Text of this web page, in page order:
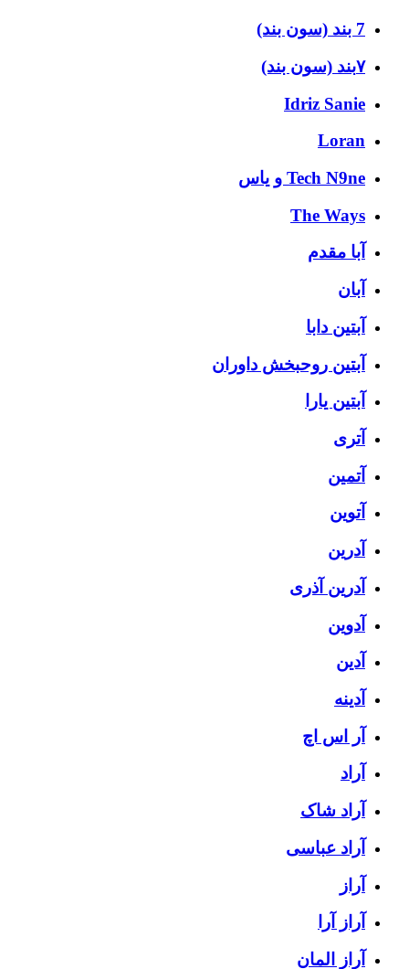
7 بند (سون بند)
۷بند (سون بند)
Idriz Sanie
Loran
Tech N9ne و یاس
The Ways
آبا مقدم
آبان
آبتین دابا
آبتین روحبخش داوران
آبتین یارا
آتری
آتمین
آتوین
آدرین
آدرین آذری
آدوین
آدین
آدینه
آر اس اچ
آراد
آراد شاک
آراد عباسی
آراز
آراز آرا
آراز المان